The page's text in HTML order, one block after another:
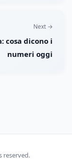
Next →
cosa dicono i
numeri oggi
reserved.